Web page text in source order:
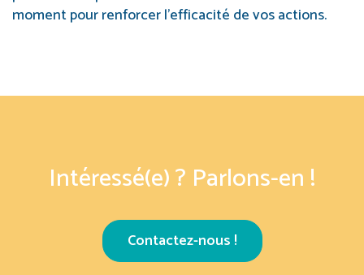
moment pour renforcer l’efficacité de vos actions.
Intéressé(e) ? Parlons-en !
Contactez-nous !